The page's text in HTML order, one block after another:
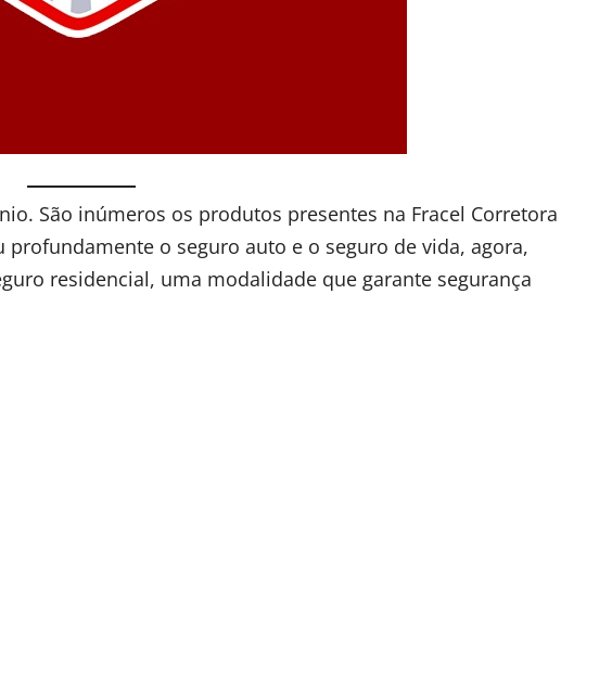
São inúmeros os produtos presentes na Fracel Corretora
profundamente o seguro auto e o seguro de vida, agora,
residencial, uma modalidade que garante segurança